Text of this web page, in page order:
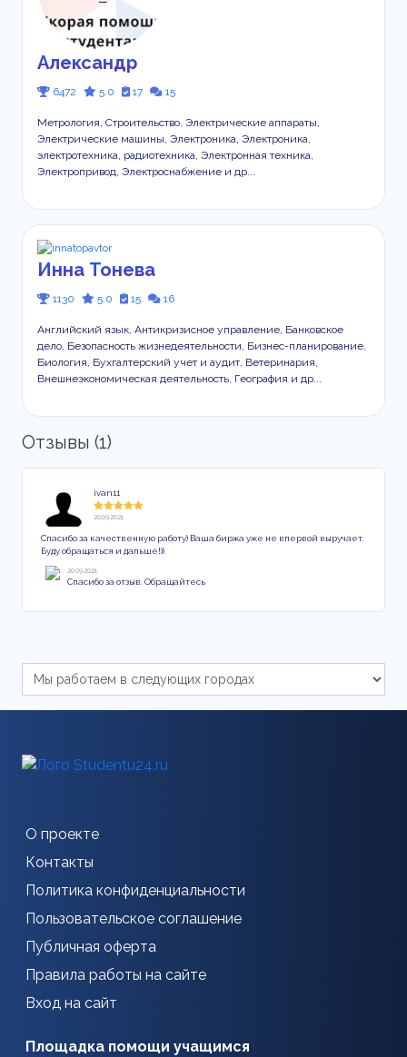
Александр
6472 5.0 17 15
Метрология, Строительство, Электрические аппараты,
Электрические машины, Электроника, Электроника,
электротехника, радиотехника, Электронная техника,
Электропривод, Электроснабжение и др...
Инна Тонева
1130 5.0 15 16
Английский язык, Антикризисное управление, Банковское
дело, Безопасность жизнедеятельности, Бизнес-планирование,
Биология, Бухгалтерский учет и аудит, Ветеринария,
Внешнеэкономическая деятельность, География и др...
Отзывы (1)
ivan11
20.09.2021
Спасибо за качественную работу) Ваша биржа уже не впервой выручает.
Буду обращаться и дальше!))
20.09.2021
Спасибо за отзыв. Обращайтесь
О проекте
Контакты
Политика конфиденциальности
Пользовательское соглашение
Публичная оферта
Правила работы на сайте
Вход на сайт
Площадка помощи учащимся